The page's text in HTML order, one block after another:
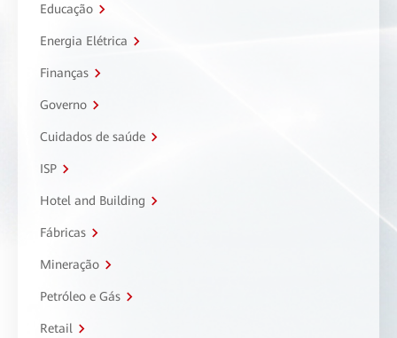
Educação
Energia Elétrica
Finanças
Governo
Cuidados de saúde
ISP
Hotel and Building
Fábricas
Mineração
Petróleo e Gás
Retail